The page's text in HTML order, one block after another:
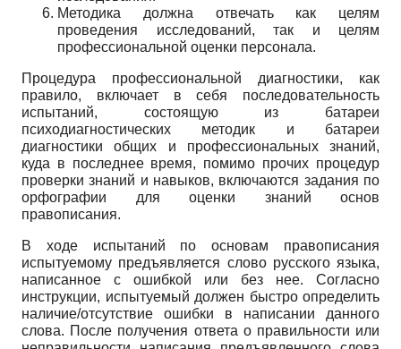
Методика должна отвечать как целям
проведения исследований, так и целям
профессиональной оценки персонала.
Процедура профессиональной диагностики, как
правило, включает в себя последовательность
испытаний, состоящую из батареи
психодиагностических методик и батареи
диагностики общих и профессиональных знаний,
куда в последнее время, помимо прочих процедур
проверки знаний и навыков, включаются задания по
орфографии для оценки знаний основ
правописания.
В ходе испытаний по основам правописания
испытуемому предъявляется слово русского языка,
написанное с ошибкой или без нее. Согласно
инструкции, испытуемый должен быстро определить
наличие/отсутствие ошибки в написании данного
слова. После получения ответа о правильности или